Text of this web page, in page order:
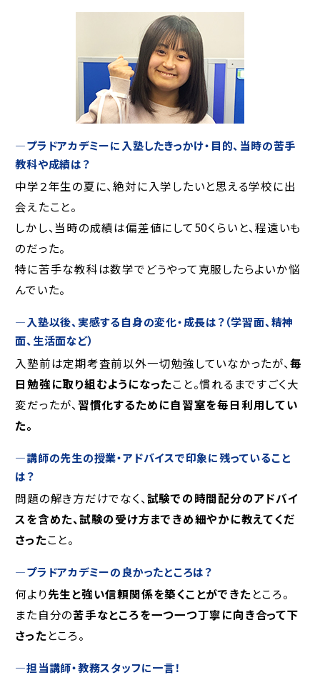
―プラドアカデミーに入塾したきっかけ・目的、当時の苦手
教科や成績は？
中学２年生の夏に、絶対に入学したいと思える学校に出
会えたこと。
しかし、当時の成績は偏差値にして50くらいと、程遠いも
のだった。
特に苦手な教科は数学でどうやって克服したらよいか悩
んでいた。
―入塾以後、実感する自身の変化・成長は？（学習面、精神
面、生活面など）
入塾前は定期考査前以外一切勉強していなかったが、 毎
日勉強に取り組むようになったこと。慣れるまですごく大
変だったが、 習慣化するために自習室を毎日利用してい
た。
―講師の先生の授業・アドバイスで印象に残っていること
は？
問題の解き方だけでなく、 試験での時間配分のアドバイ
スを含めた、試験の受け方まできめ細やかに教えてくだ
さったこと。
―プラドアカデミーの良かったところは？
何より先生と強い信頼関係を築くことができた ところ。
また自分の苦手なところを一つ一つ丁寧に向き合って下
さった ところ。
―担当講師・教務スタッフに一言！